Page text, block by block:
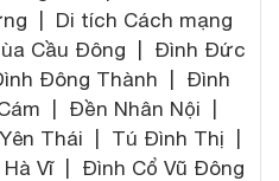
| Di tích Cách mạng
Cầu Đông | Đình Đức
Đông Thành | Đình
| Đền Nhân Nội |
Thái | Tú Đình Thị |
Vĩ | Đình Cổ Vũ Đông